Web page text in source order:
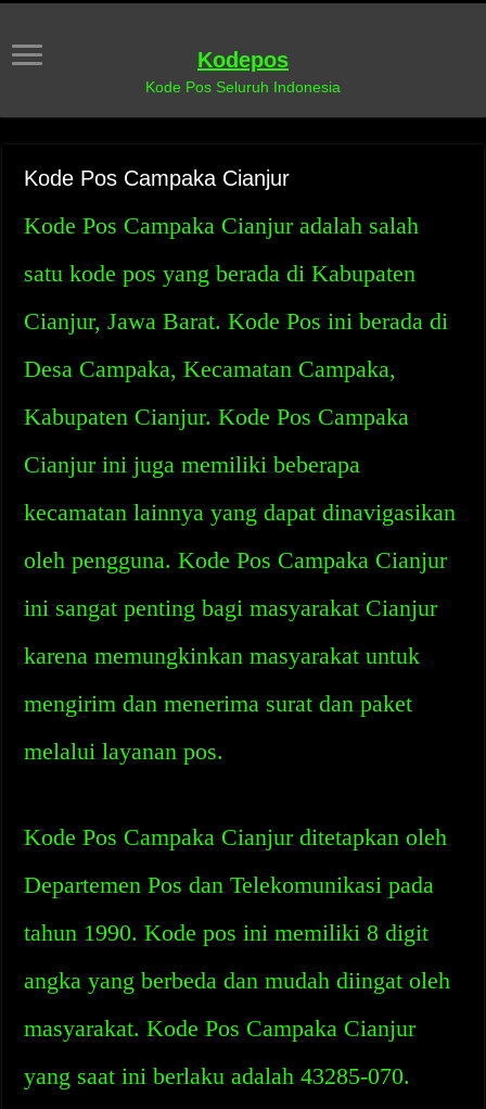
Kodepos
Kode Pos Seluruh Indonesia
Kode Pos Campaka Cianjur
Kode Pos Campaka Cianjur adalah salah
satu kode pos yang berada di Kabupaten
Cianjur, Jawa Barat. Kode Pos ini berada di
Desa Campaka, Kecamatan Campaka,
Kabupaten Cianjur. Kode Pos Campaka
Cianjur ini juga memiliki beberapa
kecamatan lainnya yang dapat dinavigasikan
oleh pengguna. Kode Pos Campaka Cianjur
ini sangat penting bagi masyarakat Cianjur
karena memungkinkan masyarakat untuk
mengirim dan menerima surat dan paket
melalui layanan pos.
Kode Pos Campaka Cianjur ditetapkan oleh
Departemen Pos dan Telekomunikasi pada
tahun 1990. Kode pos ini memiliki 8 digit
angka yang berbeda dan mudah diingat oleh
masyarakat. Kode Pos Campaka Cianjur
yang saat ini berlaku adalah 43285-070.